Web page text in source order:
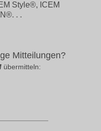
Style®, ICEM
. .
Mitteilungen?
übermitteln: